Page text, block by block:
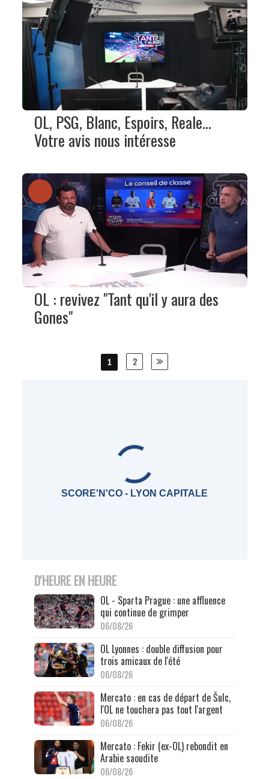
OL, PSG, Blanc, Espoirs, Reale…
Votre avis nous intéresse
OL : revivez "Tant qu'il y aura des
Gones"
1 2
SCORE'N'CO - LYON CAPITALE
D'HEURE EN HEURE
OL - Sparta Prague : une affluence
qui continue de grimper
06/08/26
OL Lyonnes : double diffusion pour
trois amicaux de l'été
06/08/26
Mercato : en cas de départ de Šulc,
l'OL ne touchera pas tout l'argent
06/08/26
Mercato : Fekir (ex-OL) rebondit en
Arabie saoudite
06/08/26